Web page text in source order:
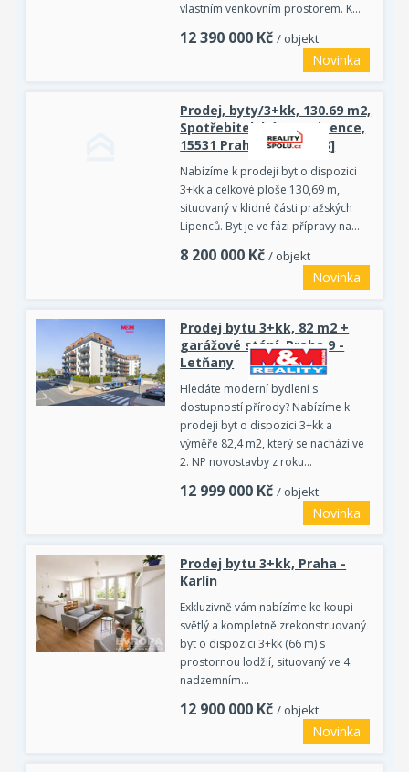
vlastním venkovním prostorem. K…
12 390 000 Kč / objekt
Novinka
Prodej, byty/3+kk, 130.69 m2,
Spotřebitelská 234, Lipence,
15531 Praha 5 [ID 84663]
Nabízíme k prodeji byt o dispozici
3+kk a celkové ploše 130,69 m,
situovaný v klidné části pražských
Lipenců. Byt je ve fázi přípravy na…
8 200 000 Kč / objekt
Novinka
Prodej bytu 3+kk, 82 m2 +
garážové stání, Praha 9 -
Letňany
Hledáte moderní bydlení s
dostupností přírody? Nabízíme k
prodeji byt o dispozici 3+kk a
výměře 82,4 m2, který se nachází ve
2. NP novostavby z roku…
12 999 000 Kč / objekt
Novinka
Prodej bytu 3+kk, Praha -
Karlín
Exkluzivně vám nabízíme ke koupi
světlý a kompletně zrekonstruovaný
byt o dispozici 3+kk (66 m) s
prostornou lodžií, situovaný ve 4.
nadzemním…
12 900 000 Kč / objekt
Novinka